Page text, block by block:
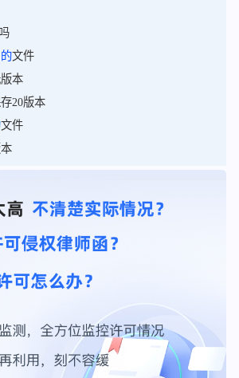
的文件
本
20版本
文件